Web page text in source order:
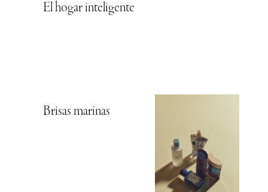
El hogar inteligente
Brisas marinas